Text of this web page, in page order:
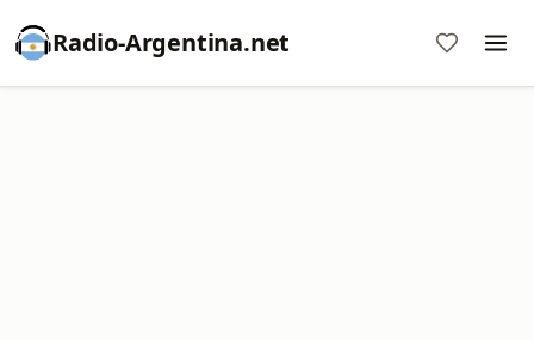
Radio-Argentina.net